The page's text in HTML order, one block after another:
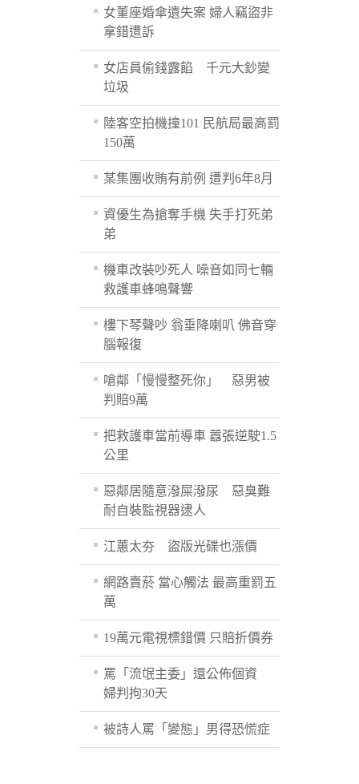
女董座婚傘遺失案 婦人竊盜非
拿錯遭訴
女店員偷錢露餡 千元大鈔變
垃圾
陸客空拍機撞101 民航局最高罰
150萬
某集團收賄有前例 遭判6年8月
資優生為搶奪手機 失手打死弟
弟
機車改裝吵死人 噪音如同七輛
救護車蜂鳴聲響
樓下琴聲吵 翁垂降喇叭 佛音穿
腦報復
嗆鄰「慢慢整死你」 惡男被
判賠9萬
把救護車當前導車 囂張逆駛1.5
公里
惡鄰居隨意潑屎潑尿 惡臭難
耐自裝監視器逮人
江蕙太夯 盜版光碟也漲價
網路賣菸 當心觸法 最高重罰五
萬
19萬元電視標錯價 只賠折價券
罵「流氓主委」還公佈個資
婦判拘30天
被詩人罵「變態」男得恐慌症